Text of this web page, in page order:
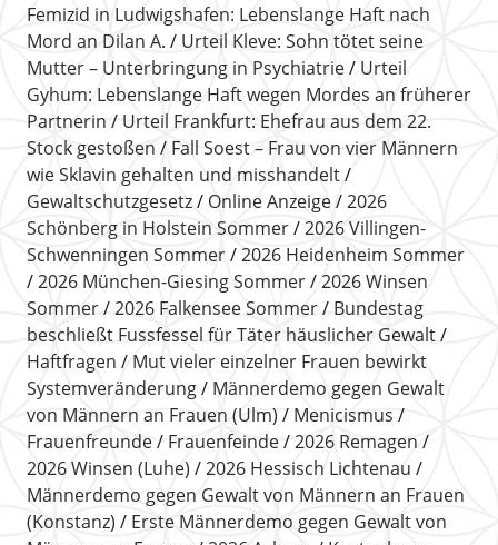
Femizid in Ludwigshafen: Lebenslange Haft nach
Mord an Dilan A.
Urteil Kleve: Sohn tötet seine
Mutter – Unterbringung in Psychiatrie
Urteil
Gyhum: Lebenslange Haft wegen Mordes an früherer
Partnerin
Urteil Frankfurt: Ehefrau aus dem 22.
Stock gestoßen
Fall Soest – Frau von vier Männern
wie Sklavin gehalten und misshandelt
Gewaltschutzgesetz
Online Anzeige
2026
Schönberg in Holstein Sommer
2026 Villingen-
Schwenningen Sommer
2026 Heidenheim Sommer
2026 München-Giesing Sommer
2026 Winsen
Sommer
2026 Falkensee Sommer
Bundestag
beschließt Fussfessel für Täter häuslicher Gewalt
Haftfragen
Mut vieler einzelner Frauen bewirkt
Systemveränderung
Männerdemo gegen Gewalt
von Männern an Frauen (Ulm)
Menicismus
Frauenfreunde
Frauenfeinde
2026 Remagen
2026 Winsen (Luhe)
2026 Hessisch Lichtenau
Männerdemo gegen Gewalt von Männern an Frauen
(Konstanz)
Erste Männerdemo gegen Gewalt von